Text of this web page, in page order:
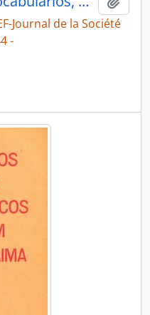
Journal de la Société
-